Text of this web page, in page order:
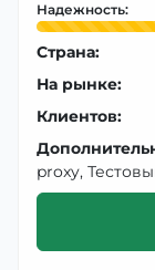
Надежность:
Страна:
На рынке:
Клиентов:
proxy,